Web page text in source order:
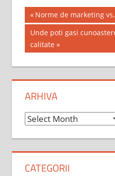
Post
navigation
Previous
Post:
Norme de marketing
Next
Post:
Unde poti gasi
calitate
ARHIVA
Arhiva
CATEGORII